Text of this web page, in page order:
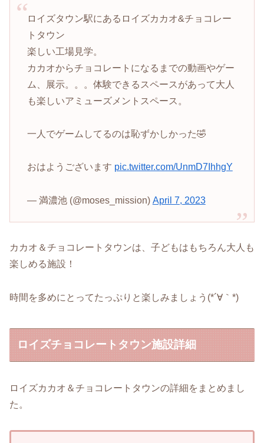
ロイズタウン駅にあるロイズカカオ&チョコレー
トタウン
楽しい工場見学。
カカオからチョコレートになるまでの動画やゲー
ム、展示。。。体験できるスペースがあって大人
も楽しいアミューズメントスペース。
一人でゲームしてるのは恥ずかしかった🤣
おはようございます pic.twitter.com/UnmD7IhhgY
— 満濃池 (@moses_mission) April 7, 2023
カカオ＆チョコレートタウンは、子どもはもちろん大人も
楽しめる施設！
時間を多めにとってたっぷりと楽しみましょう(*´∀｀*)
ロイズチョコレートタウン施設詳細
ロイズカカオ＆チョコレートタウンの詳細をまとめまし
た。